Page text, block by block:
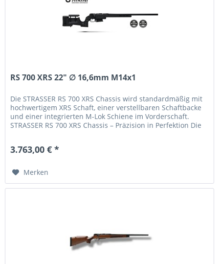
RS 700 XRS 22" ∅ 16,6mm M14x1
Die STRASSER RS 700 XRS Chassis wird standardmäßig mit
hochwertigem XRS Schaft, einer verstellbaren Schaftbacke
und einer integrierten M-Lok Schiene im Vorderschaft.
STRASSER RS 700 XRS Chassis – Präzision in Perfektion Die
3.763,00 € *
Merken